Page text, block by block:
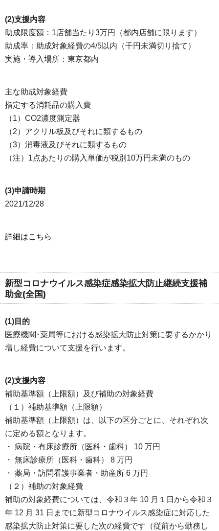
(2)支援内容
助成限度額：1店舗当たり3万円（都内店舗に限ります）
助成率：助成対象経費の4/5以内（千円未満切り捨て）
実施・導入場所：東京都内
主な助成対象経費
指定する消耗品の購入費
（1）CO2濃度測定器
（2）アクリル板及びそれに類するもの
（3）消毒液及びそれに類するもの
（注）1点あたりの購入単価が税別10万円未満のもの
(3)申請時期
2021/12/28
詳細はこちら
新型コロナウイルス感染症感染拡大防止継続支援補
助金(全国)
(1)目的
医療機関･薬局等における感染拡大防止対策に要するかかり
増し経費について支援を行います。
(2)支援内容
補助基準額（上限額）及び補助の対象経費
（１）補助基準額（上限額）
補助基準額（上限額）は、以下の区分ごとに、それぞれ次
に定める額となります。
・ 病院・有床診療所（医科・歯科） 10 万円
・ 無床診療所（医科・歯科） 8 万円
・ 薬局・訪問看護事業者・助産所 6 万円
（２）補助の対象経費
補助の対象経費については、令和３年 10 月１日から令和３
年 12 月 31 日までに新型コロナウイルス感染症に対応した
感染拡大防止対策に要した次の経費です（従前から勤務し